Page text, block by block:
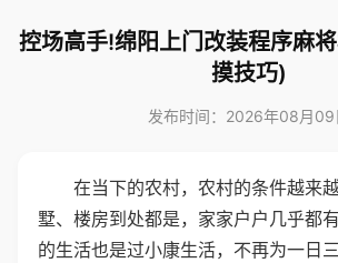
控场高手!绵阳上门改装程序麻
摸技巧)
发布时间：2026年08月09
在当下的农村，农村的条件越来
墅、楼房到处都是，家家户户几乎都
的生活也是过小康生活，不再为一日